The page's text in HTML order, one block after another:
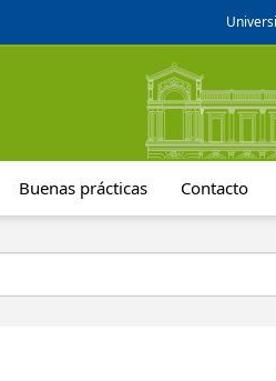
Buenas prácticas Contacto